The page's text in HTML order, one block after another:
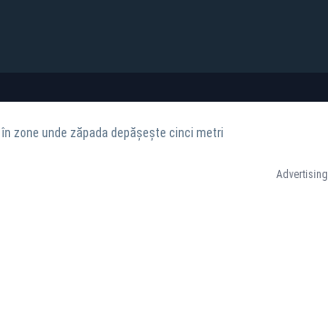
zone unde zăpada depășește cinci metri
Advertising